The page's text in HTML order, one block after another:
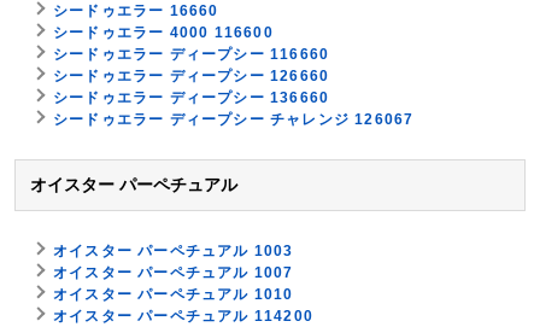
シードゥエラー 16660
シードゥエラー 4000 116600
シードゥエラー ディープシー 116660
シードゥエラー ディープシー 126660
シードゥエラー ディープシー 136660
シードゥエラー ディープシー チャレンジ 126067
オイスター パーペチュアル
オイスター パーペチュアル 1003
オイスター パーペチュアル 1007
オイスター パーペチュアル 1010
オイスター パーペチュアル 114200